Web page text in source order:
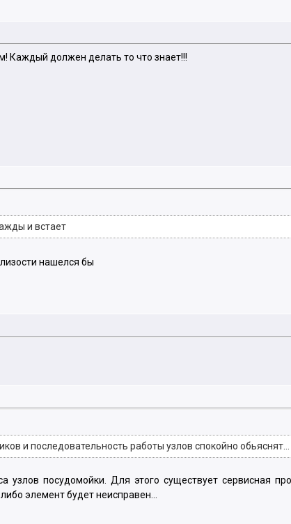
Каждый должен делать то что знает!!!
и встает
нашелся бы
и последовательность работы узлов спокойно обьяснят...
узлов посудомойки. Для этого существует сервисная
элемент будет неисправен...